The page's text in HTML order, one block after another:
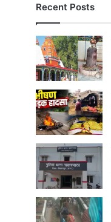
Recent Posts